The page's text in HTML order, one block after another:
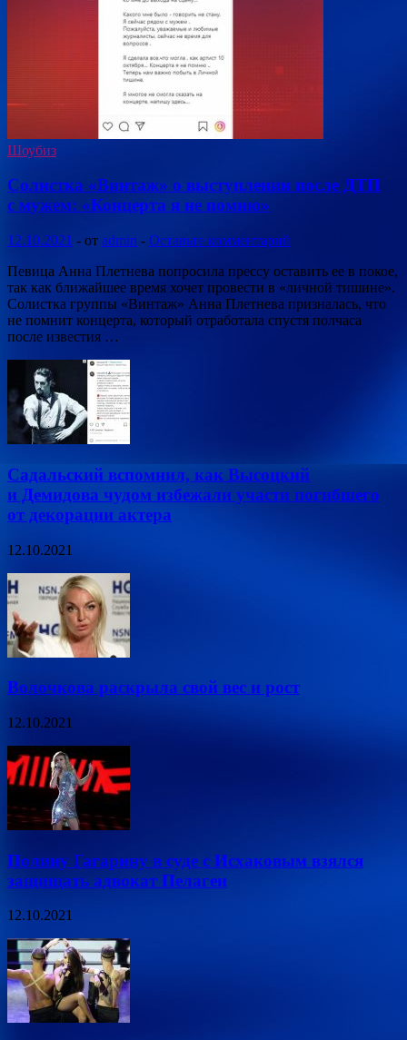
Шоубиз
Солистка «Винтаж» о выступлении после ДТП
с мужем: «Концерта я не помню»
12.10.2021 - от admin - Оставьте комментарий
Певица Анна Плетнева попросила прессу оставить ее в покое,
так как ближайшее время хочет провести в «личной тишине».
Солистка группы «Винтаж» Анна Плетнева призналась, что
не помнит концерта, который отработала спустя полчаса
после известия …
Садальский вспомнил, как Высоцкий
и Демидова чудом избежали участи погибшего
от декорации актера
12.10.2021
Волочкова раскрыла свой вес и рост
12.10.2021
Полину Гагарину в суде с Исхаковым взялся
защищать адвокат Пелагеи
12.10.2021